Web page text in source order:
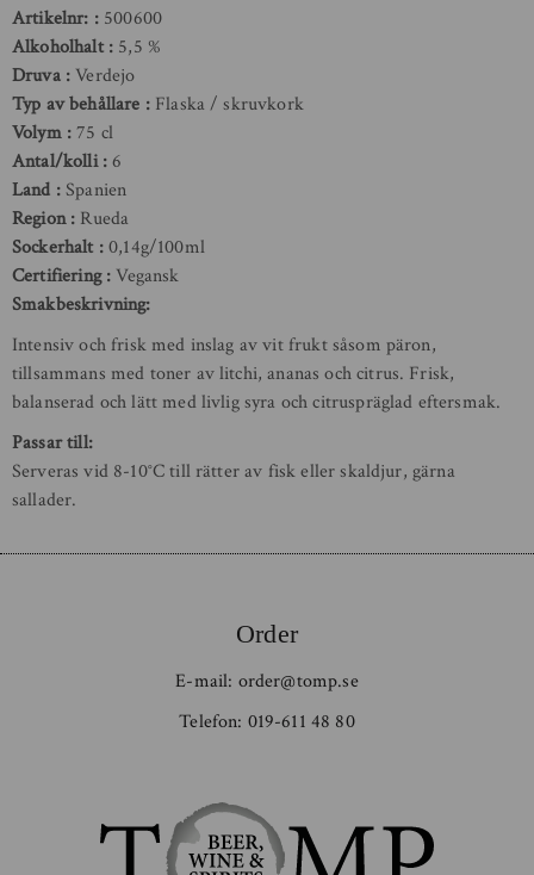
Artikelnr:
500600
Alkoholhalt
5,5 %
Druva Verdejo
Typ av behållare
Flaska / skruvkork
Volym 75 cl
Antal/kolli 6
Land
Spanien
Region
Rueda
Sockerhalt 0,14g/100ml
Certifiering Vegansk
Smakbeskrivning:
Intensiv och frisk med inslag av vit frukt såsom päron,
tillsammans med toner av litchi, ananas och citrus. Frisk,
balanserad och lätt med livlig syra och citruspräglad eftersmak.
Passar till:
Serveras vid 8-10°C till rätter av fisk eller skaldjur, gärna
sallader.
Order
E-mail: order@tomp.se
Telefon: 019-611 48 80